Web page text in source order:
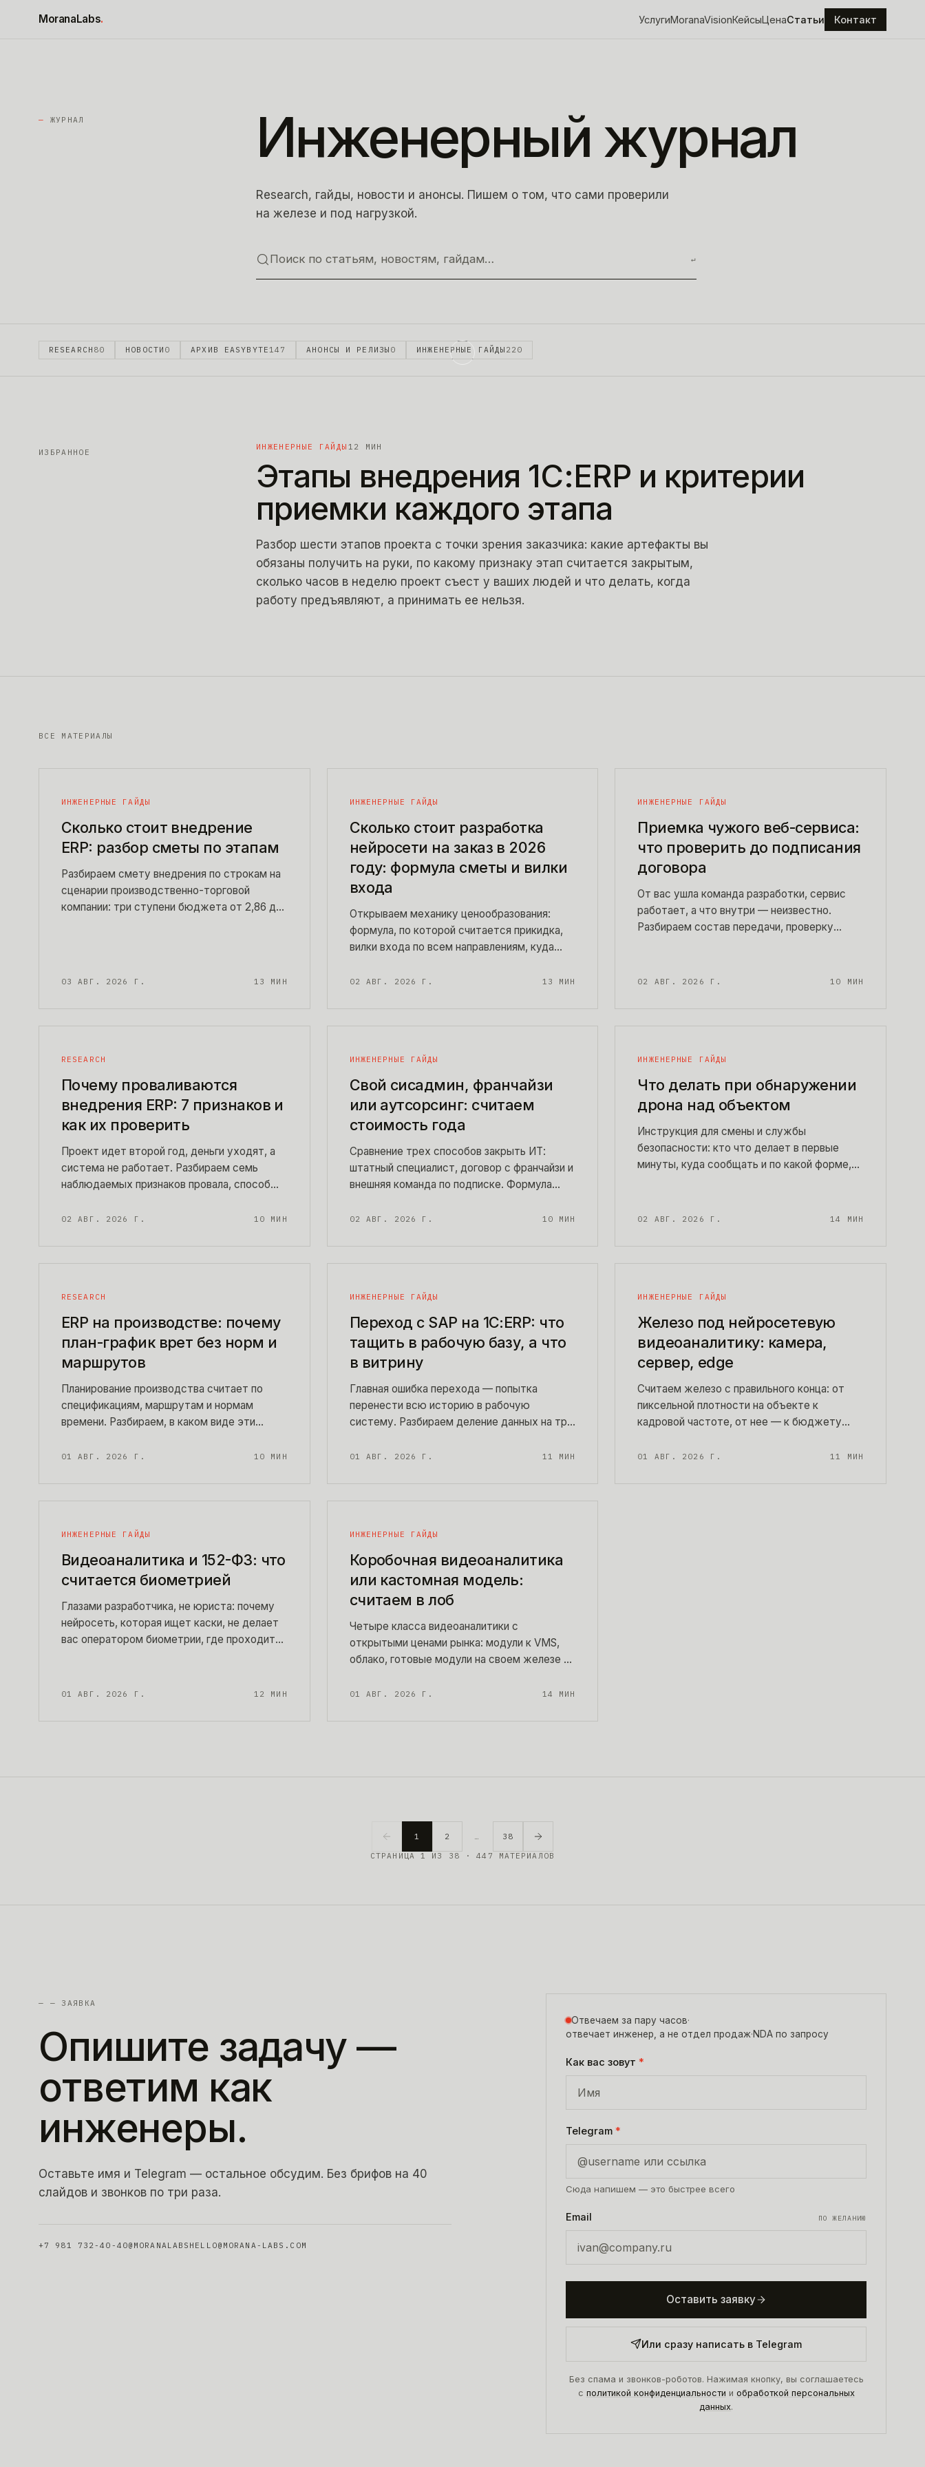
MoranaLabs. УслугиMoranaVisionКейсыЦенаСтатьи Контакт
— ЖУРНАЛ Инженерный журнал
Research, гайды, новости и анонсы. Пишем о том, что сами проверили
на железе и под нагрузкой.
Поиск по статьям, новостям, гайдам… ↵
RESEARCH 80 НОВОСТИ 0 АРХИВ EASYBYTE 147 АНОНСЫ И РЕЛИЗЫ 0 ИНЖЕНЕРНЫЕ ГАЙДЫ 220
ИЗБРАННОЕ
ИНЖЕНЕРНЫЕ ГАЙДЫ 12 МИН
Этапы внедрения 1С:ERP и критерии
приемки каждого этапа
Разбор шести этапов проекта с точки зрения заказчика: какие артефакты вы
обязаны получить на руки, по какому признаку этап считается закрытым,
сколько часов в неделю проект съест у ваших людей и что делать, когда
работу предъявляют, а принимать ее нельзя.
ВСЕ МАТЕРИАЛЫ
ИНЖЕНЕРНЫЕ ГАЙДЫ
Сколько стоит внедрение
ERP: разбор сметы по этапам
Разбираем смету внедрения по строкам на
сценарии производственно-торговой
компании: три ступени бюджета от 2,86 до
03 АВГ. 2026 Г. 13 МИН
ИНЖЕНЕРНЫЕ ГАЙДЫ
Сколько стоит разработка
нейросети на заказ в 2026
году: формула сметы и вилки
входа
Открываем механику ценообразования:
формула, по которой считается прикидка,
вилки входа по всем направлениям, куда
окупаемости в часах ручной работы. Числа
по ходу чтения.
02 АВГ. 2026 Г. 13 МИН
ИНЖЕНЕРНЫЕ ГАЙДЫ
Приемка чужого веб-сервиса:
что проверить до подписания
договора
От вас ушла команда разработки, сервис
работает, а что внутри — неизвестно.
Разбираем состав передачи, проверку
сопровождением работающего сервиса и
02 АВГ. 2026 Г. 10 МИН
RESEARCH
Почему проваливаются
внедрения ERP: 7 признаков и
как их проверить
Проект идет второй год, деньги уходят, а
система не работает. Разбираем семь
наблюдаемых признаков провала, способ
привлечения консультантов и то, что
02 АВГ. 2026 Г. 10 МИН
ИНЖЕНЕРНЫЕ ГАЙДЫ
Свой сисадмин, франчайзи
или аутсорсинг: считаем
стоимость года
Сравнение трех способов закрыть ИТ:
штатный специалист, договор с франчайзи и
внешняя команда по подписке. Формула
исходными, честные дыры каждой схемы и
02 АВГ. 2026 Г. 10 МИН
ИНЖЕНЕРНЫЕ ГАЙДЫ
Что делать при обнаружении
дрона над объектом
Инструкция для смены и службы
безопасности: кто что делает в первые
минуты, куда сообщать и по какой форме,
памятка на пост охраны — можно
02 АВГ. 2026 Г. 14 МИН
RESEARCH
ERP на производстве: почему
план-график врет без норм и
маршрутов
Планирование производства считает по
спецификациям, маршрутам и нормам
времени. Разбираем, в каком виде эти
из цеха, почему себестоимость врет без
вообще.
01 АВГ. 2026 Г. 10 МИН
ИНЖЕНЕРНЫЕ ГАЙДЫ
Переход с SAP на 1С:ERP: что
тащить в рабочую базу, а что
в витрину
Главная ошибка перехода — попытка
перенести всю историю в рабочую
систему. Разбираем деление данных на три
проверяющих, порядок отключения
обходится по деньгам и срокам.
01 АВГ. 2026 Г. 11 МИН
ИНЖЕНЕРНЫЕ ГАЙДЫ
Железо под нейросетевую
видеоаналитику: камера,
сервер, edge
Считаем железо с правильного конца: от
пиксельной плотности на объекте к
кадровой частоте, от нее — к бюджету
видеоаналитики, когда хватает CPU, когда
объекта на 12 камер с формулами для
01 АВГ. 2026 Г. 11 МИН
ИНЖЕНЕРНЫЕ ГАЙДЫ
Видеоаналитика и 152-ФЗ: что
считается биометрией
Глазами разработчика, не юриста: почему
нейросеть, которая ищет каски, не делает
вас оператором биометрии, где проходит
бумаги нужны под обычную
листом согласий.
01 АВГ. 2026 Г. 12 МИН
ИНЖЕНЕРНЫЕ ГАЙДЫ
Коробочная видеоаналитика
или кастомная модель:
считаем в лоб
Четыре класса видеоаналитики с
открытыми ценами рынка: модули к VMS,
облако, готовые модули на своем железе и
сметы на трехлетнем горизонте и признаки,
за 6 600 ₽ за канал.
01 АВГ. 2026 Г. 14 МИН
1 2 38
СТРАНИЦА 1 ИЗ 38 · 447 МАТЕРИАЛОВ
— — ЗАЯВКА
Опишите задачу —
ответим как
инженеры.
Оставьте имя и Telegram — остальное обсудим. Без брифов на 40
слайдов и звонков по три раза.
+7 981 732-40-40@MORANALABS HELLO@MORANA-LABS.COM
Отвечаем за пару часов·
отвечает инженер, а не отдел продаж·NDA по запросу
Как вас зовут *
Telegram *
Сюда напишем — это быстрее всего
Email ПО ЖЕЛАНИЮ
Оставить заявку
Или сразу написать в Telegram
Без спама и звонков-роботов. Нажимая кнопку, вы соглашаетесь
с политикой конфиденциальности и обработкой персональных
данных.